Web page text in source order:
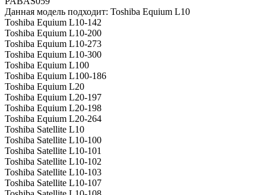
Данная модель подходит: Toshiba Equium L10
Toshiba Equium L10-142
Toshiba Equium L10-200
Toshiba Equium L10-273
Toshiba Equium L10-300
Toshiba Equium L100
Toshiba Equium L100-186
Toshiba Equium L20
Toshiba Equium L20-197
Toshiba Equium L20-198
Toshiba Equium L20-264
Toshiba Satellite L10
Toshiba Satellite L10-100
Toshiba Satellite L10-101
Toshiba Satellite L10-102
Toshiba Satellite L10-103
Toshiba Satellite L10-107